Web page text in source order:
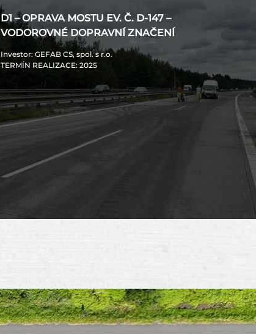
D1 – OPRAVA MOSTU EV. Č. D-147 –
VODOROVNÉ DOPRAVNÍ ZNAČENÍ
Investor: GEFAB CS, spol. s r.o.
TERMÍN REALIZACE: 2025